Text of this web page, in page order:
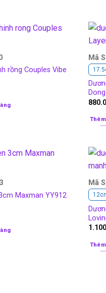
rồng Couples Vibe
Mã
Maxman YY912
Mã